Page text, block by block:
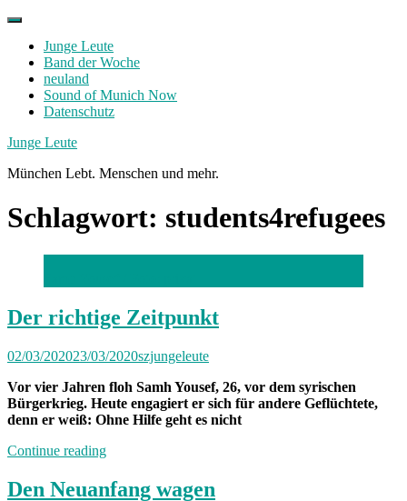
Skip
contentJunge Leute
Band der Woche
neuland
Sound of Munich Now
Datenschutz
Facebook
Twitter
Instagram
Junge Leute
München Lebt. Menschen und mehr.
Schlagwort: students4refugees
Der richtige Zeitpunkt
02/03/202023/03/2020szjungeleute
Vor vier Jahren floh Samh Yousef, 26, vor dem syrischen
Bürgerkrieg. Heute engagiert er sich für andere Geflüchtete,
denn er weiß: Ohne Hilfe geht es nicht
Continue reading„Der
Zeitpunkt“
Den Neuanfang wagen